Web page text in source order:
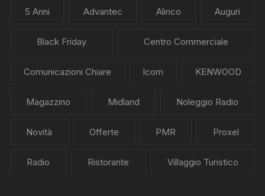
5 Anni Advantec Alinco Auguri
Black Friday Centro Commerciale
Comunicazioni Chiare Icom KENWOOD
Magazzino Midland Noleggio Radio
Novità Offerte PMR Proxel
Radio Ristorante Villaggio Turistico